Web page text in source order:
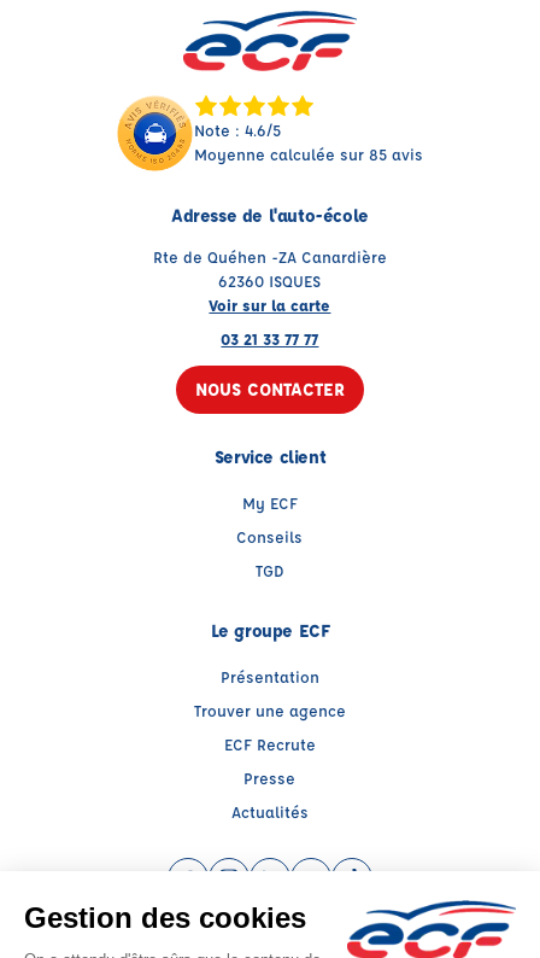
Note : 4.6/5
Moyenne calculée sur 85 avis
Adresse de l'auto-école
Rte de Quéhen -ZA Canardière
62360 ISQUES
Voir sur la carte
03 21 33 77 77
NOUS CONTACTER
Service client
My ECF
Conseils
TGD
Le groupe ECF
Présentation
Trouver une agence
ECF Recrute
Presse
Actualités
Instagram (nouvelle fenêtre)
LinkedIn (nouvelle fenêtre)
YouTube (nouvelle fenêtre)
TikTok (nouvelle
Raison sociale : CENTRE DE FORMATION TRANSPORT - Capital social: 200000€